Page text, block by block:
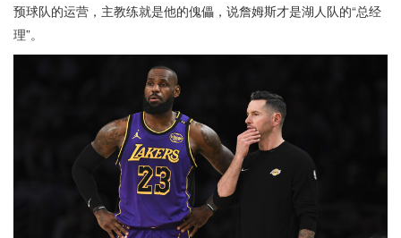
预球队的运营，主教练就是他的傀儡，说詹姆斯才是湖人队的“总经
理”。